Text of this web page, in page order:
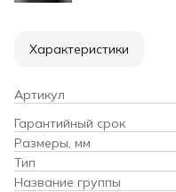
Характеристики
Артикул
Гарантийный срок
Размеры, мм
Тип
Название группы